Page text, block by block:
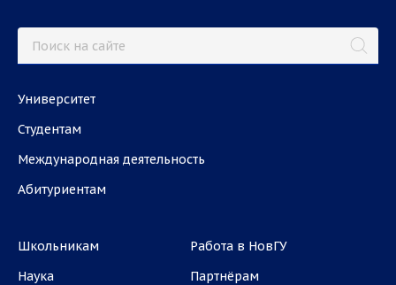
Университет
Студентам
Международная деятельность
Абитуриентам
Школьникам
Наука
Работа в НовГУ
Партнёрам